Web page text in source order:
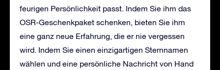
feurigen Persönlichkeit passt. Indem Sie ihm das
OSR-Geschenkpaket schenken, bieten Sie ihm
eine ganz neue Erfahrung, die er nie vergessen
wird. Indem Sie einen einzigartigen Sternnamen
wählen und eine persönliche Nachricht von Hand